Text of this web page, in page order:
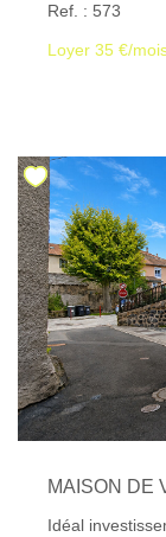
gouv. fr
Ref. : 573
Loyer 35 €/
MAISON DE
Idéal